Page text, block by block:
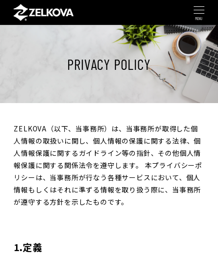
MENU
PRIVACY POLICY
ZELKOVA（以下、当事務所）は、当事務所が取得した個
人情報の取扱いに関し、個人情報の保護に関する法律、個
人情報保護に関するガイドライン等の指針、その他個人情
報保護に関する関係法令を遵守します。 本プライバシーポ
リシーは、当事務所が行なう各種サービスにおいて、個人
情報もしくはそれに準ずる情報を取り扱う際に、当事務所
が遵守する方針を示したものです。
1.定義